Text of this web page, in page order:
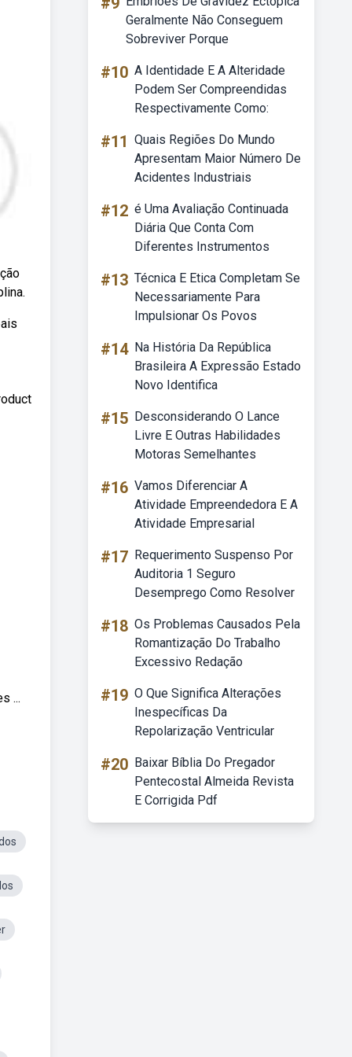
...
Geralmente Não Conseguem
Sobreviver Porque
#10 A Identidade E A Alteridade
Podem Ser Compreendidas
Respectivamente Como:
#11 Quais Regiões Do Mundo
Apresentam Maior Número De
Acidentes Industriais
#12 é Uma Avaliação Continuada
Diária Que Conta Com
Diferentes Instrumentos
#13 Técnica E Etica Completam Se
Necessariamente Para
Impulsionar Os Povos
#14 Na História Da República
Brasileira A Expressão Estado
Novo Identifica
#15 Desconsiderando O Lance
Livre E Outras Habilidades
Motoras Semelhantes
#16 Vamos Diferenciar A
Atividade Empreendedora E A
Atividade Empresarial
#17 Requerimento Suspenso Por
Auditoria 1 Seguro
Desemprego Como Resolver
#18 Os Problemas Causados Pela
Romantização Do Trabalho
Excessivo Redação
#19 O Que Significa Alterações
Inespecíficas Da
Repolarização Ventricular
#20 Baixar Bíblia Do Pregador
Pentecostal Almeida Revista
E Corrigida Pdf